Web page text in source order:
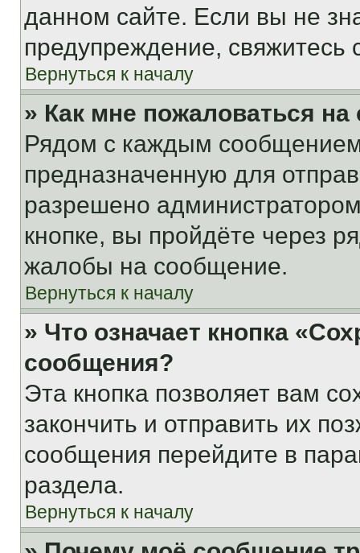
данном сайте. Если вы не
предупреждение,
Вернуться к началу
» Как мне пожаловаться
Рядом с каждым сообщением
предназначенную для
разрешено
кнопке, вы пройдёте через
жалобы на сообщение.
Вернуться к началу
» Что означает кнопка
сообщения?
Эта кнопка позволяет вам
закончить и отправить их
сообщения перейдите в
раздела.
Вернуться к началу